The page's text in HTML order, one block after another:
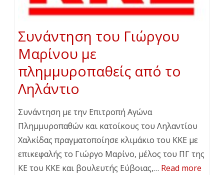
Συνάντηση του Γιώργου
Μαρίνου με
πλημμυροπαθείς από το
Ληλάντιο
Συνάντηση με την Επιτροπή Αγώνα
Πλημμυροπαθών και κατοίκους του Ληλαντίου
Χαλκίδας πραγματοποίησε κλιμάκιο του ΚΚΕ με
επικεφαλής το Γιώργο Μαρίνο, μέλος του ΠΓ της
ΚΕ του ΚΚΕ και βουλευτής Εύβοιας,… Read more